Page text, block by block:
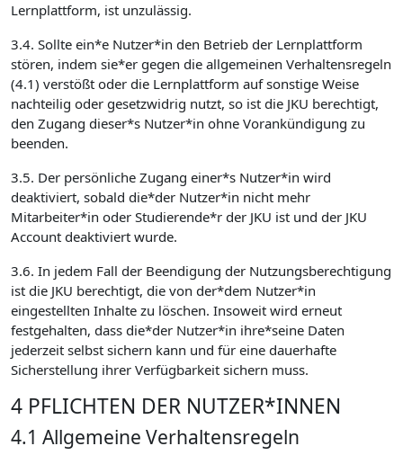
Lernplattform, ist unzulässig.
3.4. Sollte ein*e Nutzer*in den Betrieb der Lernplattform
stören, indem sie*er gegen die allgemeinen Verhaltensregeln
(4.1) verstößt oder die Lernplattform auf sonstige Weise
nachteilig oder gesetzwidrig nutzt, so ist die JKU berechtigt,
den Zugang dieser*s Nutzer*in ohne Vorankündigung zu
beenden.
3.5. Der persönliche Zugang einer*s Nutzer*in wird
deaktiviert, sobald die*der Nutzer*in nicht mehr
Mitarbeiter*in oder Studierende*r der JKU ist und der JKU
Account deaktiviert wurde.
3.6. In jedem Fall der Beendigung der Nutzungsberechtigung
ist die JKU berechtigt, die von der*dem Nutzer*in
eingestellten Inhalte zu löschen. Insoweit wird erneut
festgehalten, dass die*der Nutzer*in ihre*seine Daten
jederzeit selbst sichern kann und für eine dauerhafte
Sicherstellung ihrer Verfügbarkeit sichern muss.
4 PFLICHTEN DER NUTZER*INNEN
4.1 Allgemeine Verhaltensregeln